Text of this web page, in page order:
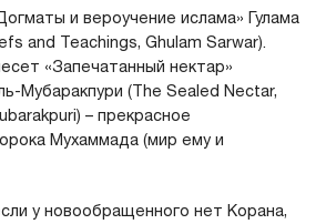
и вероучение ислама» Гулама
and Teachings, Ghulam Sarwar).
«Запечатанный нектар»
Мубаракпури (The Sealed Nectar,
– прекрасное
Мухаммада (мир ему и
у новообращенного нет Корана,